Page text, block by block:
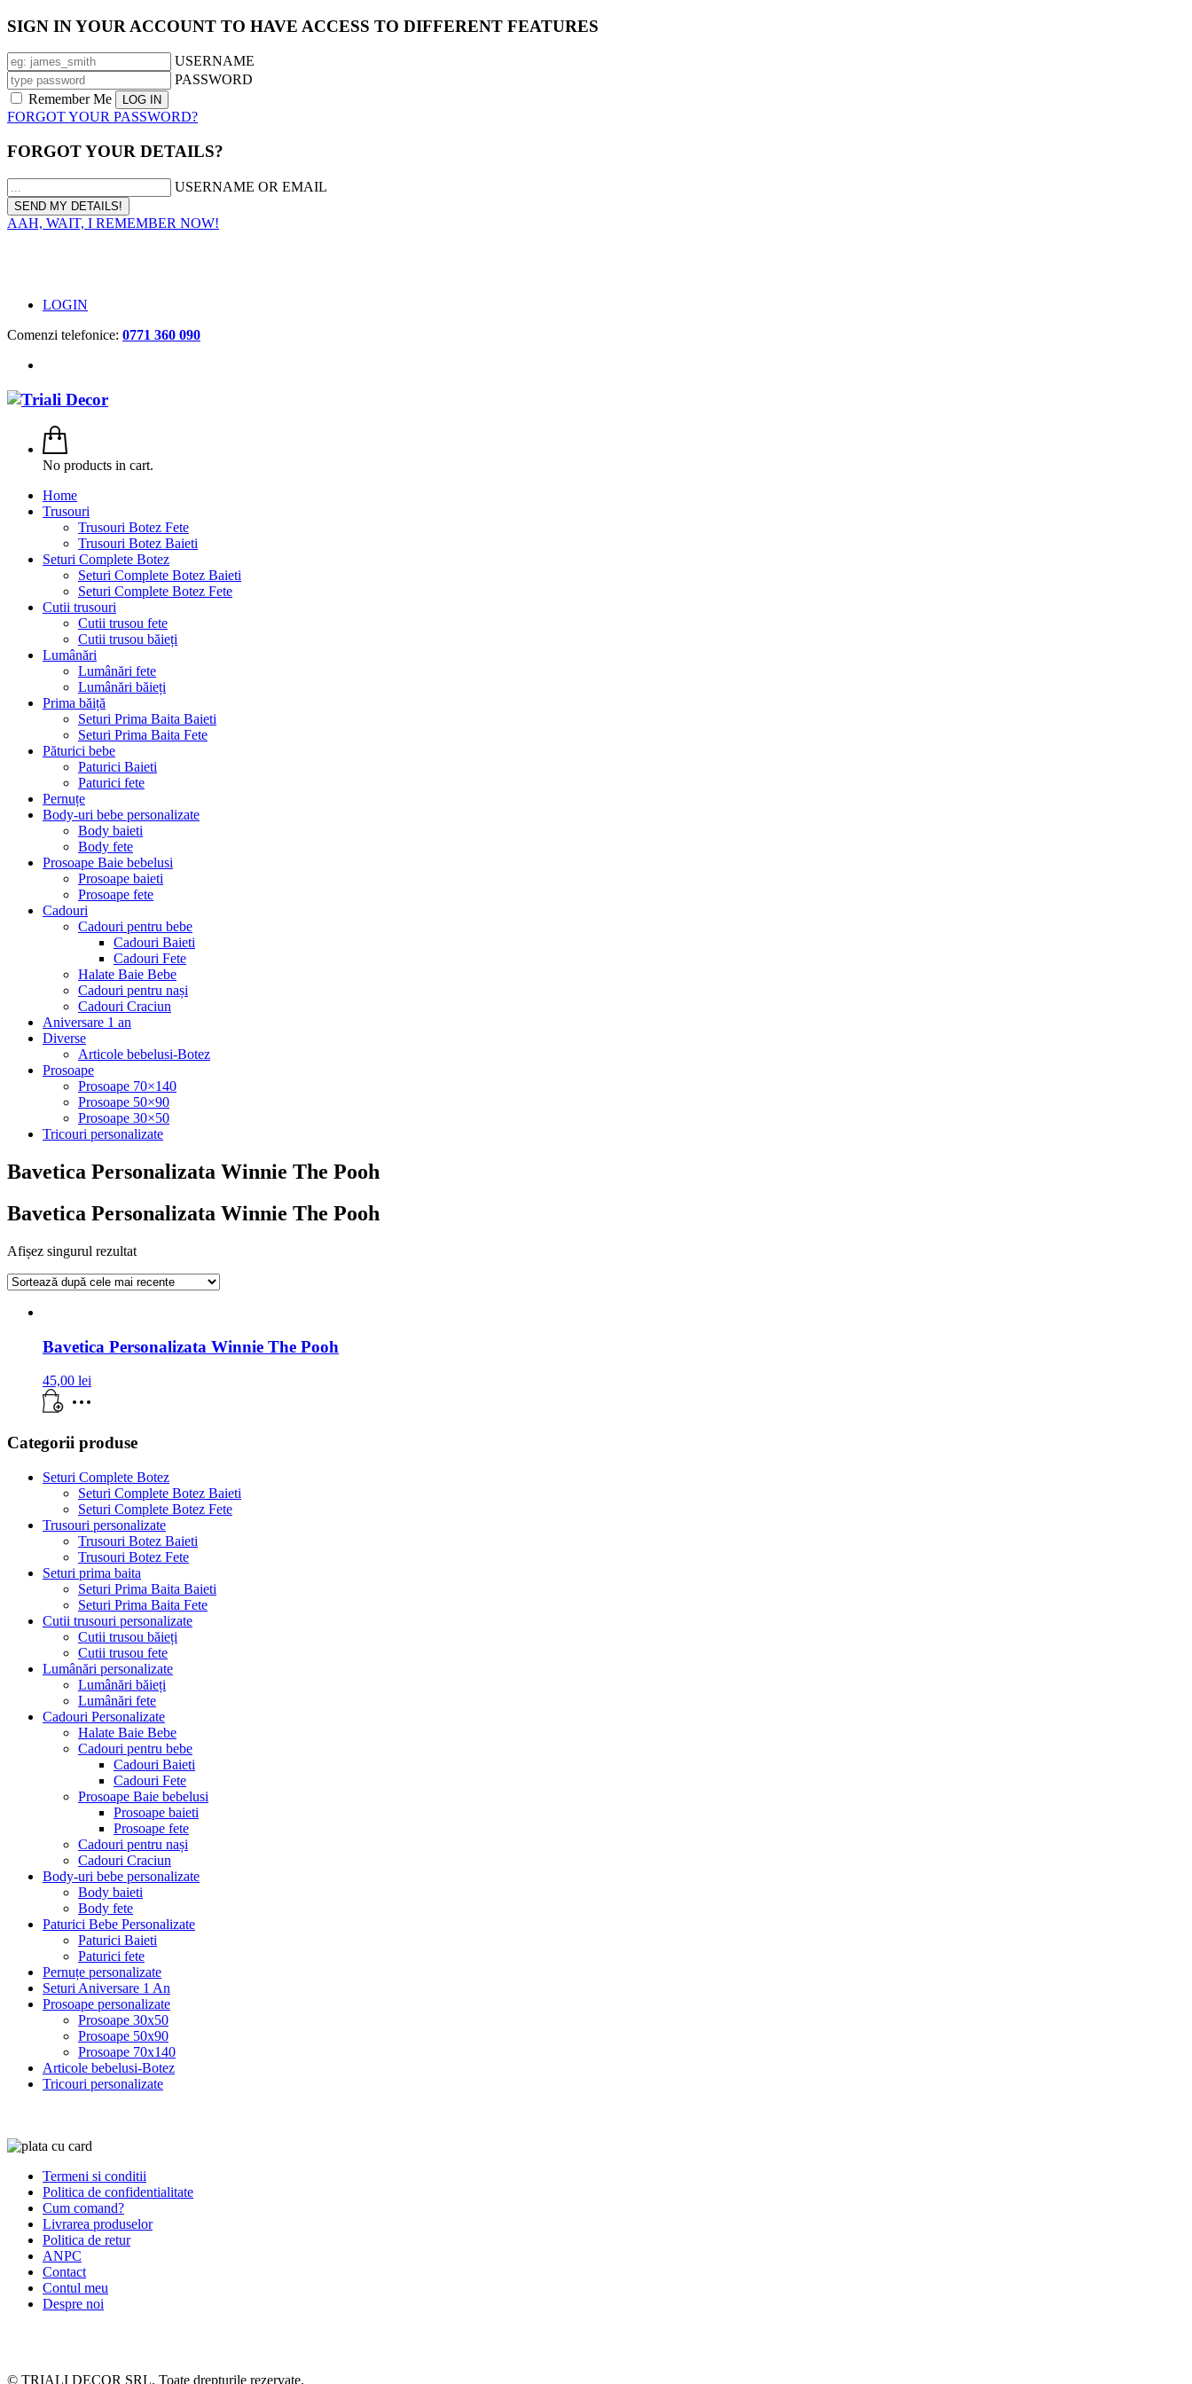
SIGN IN YOUR ACCOUNT TO HAVE ACCESS TO DIFFERENT FEATURES
USERNAME
PASSWORD
Remember Me
FORGOT YOUR PASSWORD?
FORGOT YOUR DETAILS?
USERNAME OR EMAIL
AAH, WAIT, I REMEMBER NOW!
LOGIN
Comenzi telefonice: 0771 360 090
No products in cart.
Home
Trusouri
Trusouri Botez Fete
Trusouri Botez Baieti
Seturi Complete Botez
Seturi Complete Botez Baieti
Seturi Complete Botez Fete
Cutii trusouri
Cutii trusou fete
Cutii trusou băieți
Lumânări
Lumânări fete
Lumânări băieți
Prima băiță
Seturi Prima Baita Baieti
Seturi Prima Baita Fete
Păturici bebe
Paturici Baieti
Paturici fete
Pernuțe
Body-uri bebe personalizate
Body baieti
Body fete
Prosoape Baie bebelusi
Prosoape baieti
Prosoape fete
Cadouri
Cadouri pentru bebe
Cadouri Baieti
Cadouri Fete
Halate Baie Bebe
Cadouri pentru nași
Cadouri Craciun
Aniversare 1 an
Diverse
Articole bebelusi-Botez
Prosoape
Prosoape 70×140
Prosoape 50×90
Prosoape 30×50
Tricouri personalizate
Bavetica Personalizata Winnie The Pooh
Bavetica Personalizata Winnie The Pooh
Afișez singurul rezultat
Bavetica Personalizata Winnie The Pooh
45,00 lei
Categorii produse
Seturi Complete Botez
Seturi Complete Botez Baieti
Seturi Complete Botez Fete
Trusouri personalizate
Trusouri Botez Baieti
Trusouri Botez Fete
Seturi prima baita
Seturi Prima Baita Baieti
Seturi Prima Baita Fete
Cutii trusouri personalizate
Cutii trusou băieți
Cutii trusou fete
Lumânări personalizate
Lumânări băieți
Lumânări fete
Cadouri Personalizate
Halate Baie Bebe
Cadouri pentru bebe
Cadouri Baieti
Cadouri Fete
Prosoape Baie bebelusi
Prosoape baieti
Prosoape fete
Cadouri pentru nași
Cadouri Craciun
Body-uri bebe personalizate
Body baieti
Body fete
Paturici Bebe Personalizate
Paturici Baieti
Paturici fete
Pernuțe personalizate
Seturi Aniversare 1 An
Prosoape personalizate
Prosoape 30x50
Prosoape 50x90
Prosoape 70x140
Articole bebelusi-Botez
Tricouri personalizate
Termeni si conditii
Politica de confidentialitate
Cum comand?
Livrarea produselor
Politica de retur
ANPC
Contact
Contul meu
Despre noi
© TRIALI DECOR SRL. Toate drepturile rezervate.